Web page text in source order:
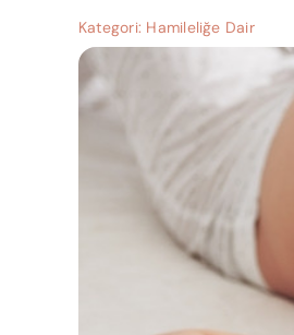
Kategori: Hamileliğe Dair